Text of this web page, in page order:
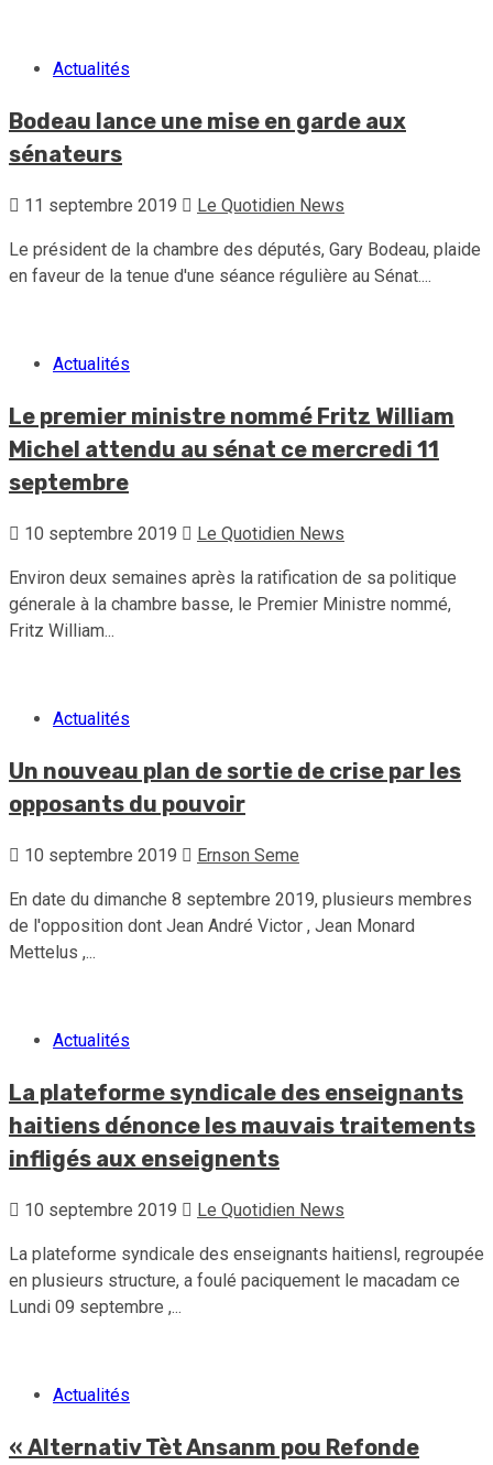
Actualités
Bodeau lance une mise en garde aux
sénateurs
11 septembre 2019 Le Quotidien News
Le président de la chambre des députés, Gary Bodeau, plaide
en faveur de la tenue d'une séance régulière au Sénat....
Actualités
Le premier ministre nommé Fritz William
Michel attendu au sénat ce mercredi 11
septembre
10 septembre 2019 Le Quotidien News
Environ deux semaines après la ratification de sa politique
génerale à la chambre basse, le Premier Ministre nommé,
Fritz William...
Actualités
Un nouveau plan de sortie de crise par les
opposants du pouvoir
10 septembre 2019 Ernson Seme
En date du dimanche 8 septembre 2019, plusieurs membres
de l'opposition dont Jean André Victor , Jean Monard
Mettelus ,...
Actualités
La plateforme syndicale des enseignants
haitiens dénonce les mauvais traitements
infligés aux enseignents
10 septembre 2019 Le Quotidien News
La plateforme syndicale des enseignants haitiensl, regroupée
en plusieurs structure, a foulé paciquement le macadam ce
Lundi 09 septembre ,...
Actualités
« Alternativ Tèt Ansanm pou Refonde